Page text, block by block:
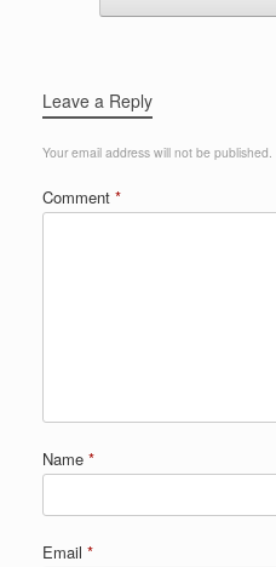
Leave a Reply
Your email address will not be published.
Comment *
Name *
Email *